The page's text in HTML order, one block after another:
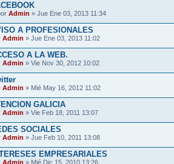
Admin » Jue Ene 03, 2013 11:34
A PROFESIONALES
Admin » Jue Ene 03, 2013 11:02
A LA WEB.
Admin » Vie Nov 30, 2012 10:02
Admin » Mié May 16, 2012 11:02
GALICIA
Admin » Vie Feb 18, 2011 13:07
SOCIALES
Admin » Jue Feb 10, 2011 13:08
EMPRESARIALES
Admin » Mié Dic 15, 2010 13:26